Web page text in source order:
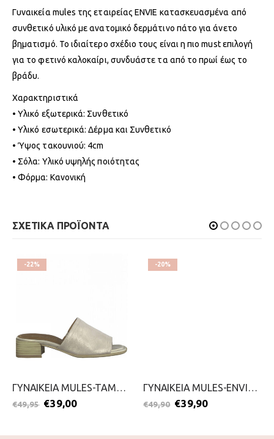
Γυναικεία mules της εταιρείας ENVIE κατασκευασμένα από
συνθετικό υλικό με ανατομικό δερμάτινο πάτο για άνετο
βηματισμό. Το ιδιαίτερο σχέδιο τους είναι η πιο must επιλογή
για το φετινό καλοκαίρι, συνδυάστε τα από το πρωί έως το
βράδυ.
Χαρακτηριστικά
• Υλικό εξωτερικά: Συνθετικό
• Υλικό εσωτερικά: Δέρμα και Συνθετικό
• Ύψος τακουνιού: 4cm
• Σόλα: Υλικό υψηλής ποιότητας
• Φόρμα: Κανονική
ΣΧΕΤΙΚΑ ΠΡΟΪΟΝΤΑ
-22%
ΓΥΝΑΙΚΕΙΑ MULES-TAMARIS-2199-0554-ΧΡΥΣΟ
€49,95 €39,00
-20%
ΓΥΝΑΙΚΕΙΑ MULES-ENVIE-2299-0214-ΛΕΥΚΟ
€49,90 €39,90